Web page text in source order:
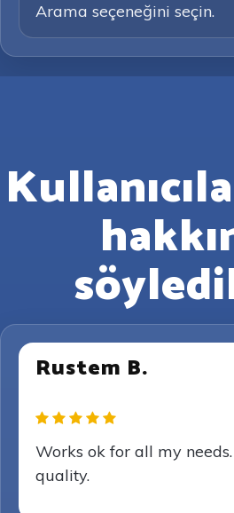
Arama seçeneğini seçin.
Rustem B.
Works ok for all my
quality.